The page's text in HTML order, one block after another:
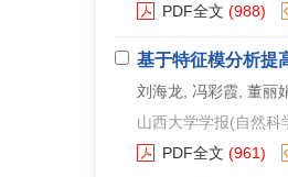
PDF全文 (988)
基于特征模分析提
刘海龙, 冯彩霞, 董丽
山西大学学报(自然科
PDF全文 (961)